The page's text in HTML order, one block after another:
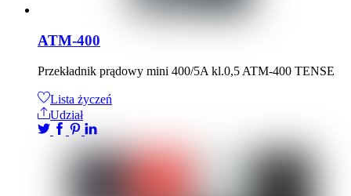
ATM-400
Przekładnik prądowy mini 400/5A kl.0,5 ATM-400 TENSE
Lista życzeń
Udział